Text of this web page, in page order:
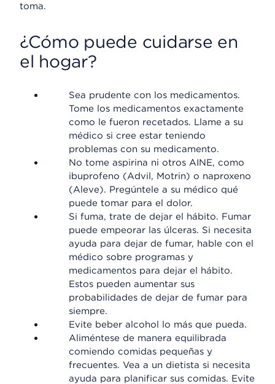
toma.
¿Cómo puede cuidarse en
el hogar?
Sea prudente con los medicamentos.
Tome los medicamentos exactamente
como le fueron recetados. Llame a su
médico si cree estar teniendo
problemas con su medicamento.
No tome aspirina ni otros AINE, como
ibuprofeno (Advil, Motrin) o naproxeno
(Aleve). Pregúntele a su médico qué
puede tomar para el dolor.
Si fuma, trate de dejar el hábito. Fumar
puede empeorar las úlceras. Si necesita
ayuda para dejar de fumar, hable con el
médico sobre programas y
medicamentos para dejar el hábito.
Estos pueden aumentar sus
probabilidades de dejar de fumar para
siempre.
Evite beber alcohol lo más que pueda.
Aliméntese de manera equilibrada
comiendo comidas pequeñas y
frecuentes. Vea a un dietista si necesita
ayuda para planificar sus comidas. Evite